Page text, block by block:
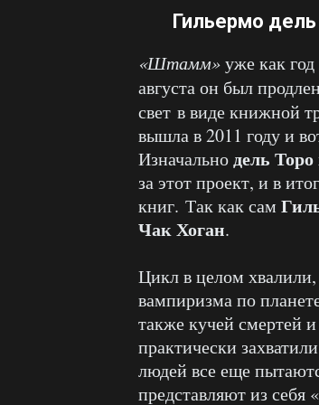
Гильермо
«Штамм»уже как
августа он был
свет в виде книжной
вышла в 2011 году и
Изначальнодель Торо
за этот проект, и в
книг. Так как сам
Чак Хоган.
Цикл в целом хвалили,
вампиризма по
также кучей смертей
практически
людей все еще
представляют из